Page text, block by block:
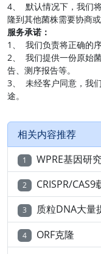
4、 默认情况下，我们
隆到其他菌株需要协商或
服务承诺：
1、 我们负责将正确的
2、 我们提供一份原始
告、测序报告等。
3、 未经客户同意，我
途。
相关内容推荐
1 WPRE基因研
2 CRISPR/CAS9
3 质粒DNA大量
4 ORF克隆